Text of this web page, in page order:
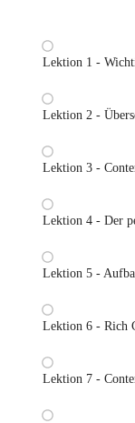
Lektion 1 -
Lektion 2 -
Lektion 3 -
Lektion 4 - Der
Lektion 5 -
Lektion 6 - Rich
Lektion 7 -